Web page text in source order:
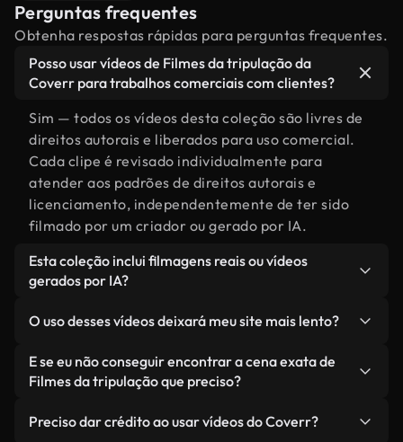
Perguntas frequentes
Obtenha respostas rápidas para perguntas frequentes.
Posso usar vídeos de Filmes da tripulação da
Coverr para trabalhos comerciais com clientes?
Sim — todos os vídeos desta coleção são livres de
direitos autorais e liberados para uso comercial.
Cada clipe é revisado individualmente para
atender aos padrões de direitos autorais e
licenciamento, independentemente de ter sido
filmado por um criador ou gerado por IA.
Esta coleção inclui filmagens reais ou vídeos
gerados por IA?
por filmagens reais, feitas por humanos,
relacionadas a Filmes da tripulação, juntamente
com vídeos gerados por IA. Cada vídeo é
claramente identificado para que você sempre
saiba o que está usando.
O uso desses vídeos deixará meu site mais lento?
Não, se você selecionar nossas versões
otimizadas. Oferecemos formatos leves e prontos
— mantendo a alta qualidade, minimizando os
E se eu não conseguir encontrar a cena exata de
Filmes da tripulação que preciso?
Coverr AI Studio. Basta descrever a cena — como
Preciso dar crédito ao usar vídeos do Coverr?